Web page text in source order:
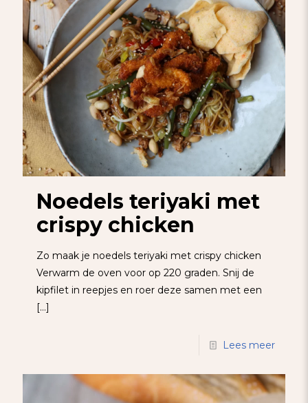
Noedels teriyaki met
crispy chicken
Zo maak je noedels teriyaki met crispy chicken
Verwarm de oven voor op 220 graden. Snij de
kipfilet in reepjes en roer deze samen met een
[…]
Lees meer